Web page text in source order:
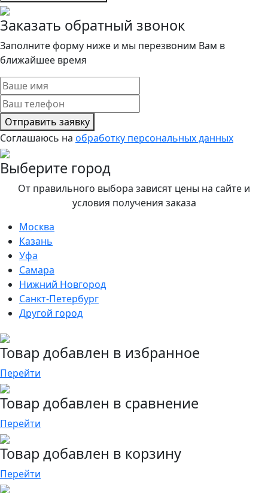
Заказать обратный звонок
Заполните форму ниже и мы перезвоним Вам в
ближайшее время
Отправить заявку
Соглашаюсь на обработку персональных данных
Выберите город
От правильного выбора зависят цены на сайте и
условия получения заказа
Москва
Казань
Уфа
Самара
Нижний Новгород
Санкт-Петербург
Другой город
Товар добавлен в избранное
Перейти
Товар добавлен в сравнение
Перейти
Товар добавлен в корзину
Перейти